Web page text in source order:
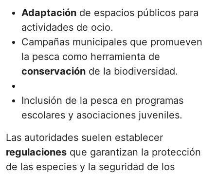
Adaptación de espacios públicos para
actividades de ocio.
Campañas municipales que promueven
la pesca como herramienta de
conservación de la biodiversidad.
Inclusión de la pesca en programas
escolares y asociaciones juveniles.
Las autoridades suelen establecer
regulaciones que garantizan la protección
de las especies y la seguridad de los